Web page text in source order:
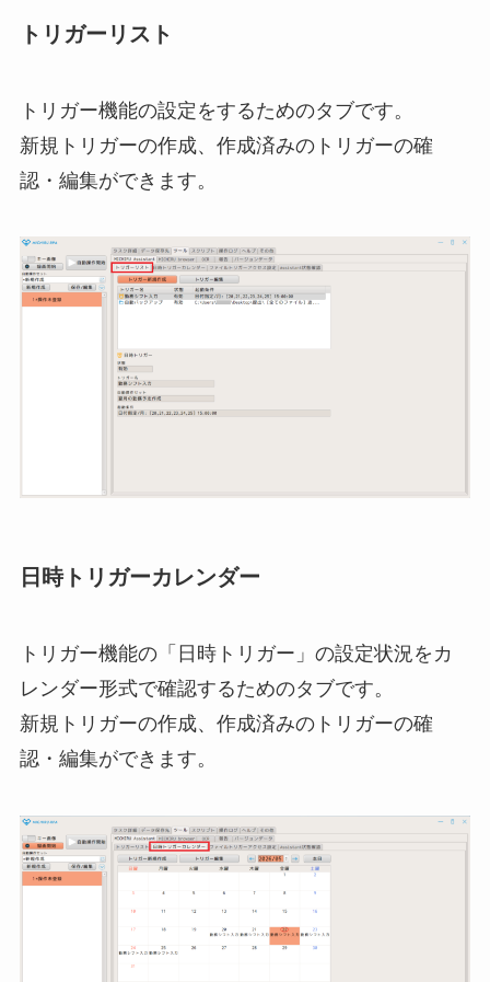
トリガーリスト
トリガー機能の設定をするためのタブです。
新規トリガーの作成、作成済みのトリガーの確
認・編集ができます。
日時トリガーカレンダー
トリガー機能の「日時トリガー」の設定状況をカ
レンダー形式で確認するためのタブです。
新規トリガーの作成、作成済みのトリガーの確
認・編集ができます。